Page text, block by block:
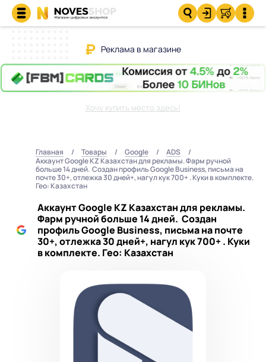
Реклама в магазине
Хочу купить место здесь!
Главная Товары Google
ADS
Аккаунт Google KZ Казахстан для рекламы. Фарм ручной
больше 14 дней. Создан профиль Google Business, письма на
почте 30+, отлежка 30 дней+, нагул кук 700+ . Куки в комплекте.
Гео: Казахстан
Аккаунт Google KZ Казахстан для рекламы.
Фарм ручной больше 14 дней. Создан
профиль Google Business, письма на почте
30+, отлежка 30 дней+, нагул кук 700+ . Куки
в комплекте. Гео: Казахстан